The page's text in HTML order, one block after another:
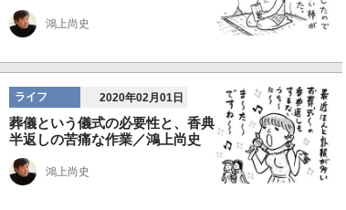
鴻上尚史
ライフ 2020年02月01日
葬儀という儀式の必要性と、香典
半返しの苦痛な作業／鴻上尚史
鴻上尚史